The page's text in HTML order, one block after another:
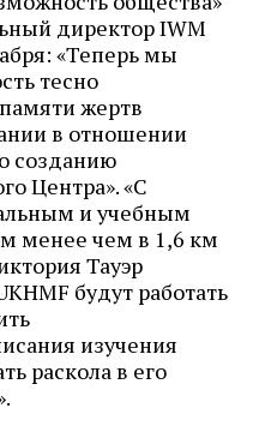
директор IWM
«Теперь мы
тесно
жертв
в отношении
созданию
Центра». «С
и учебным
менее чем в 1,6 км
Тауэр
будут работать
изучения
раскола в его